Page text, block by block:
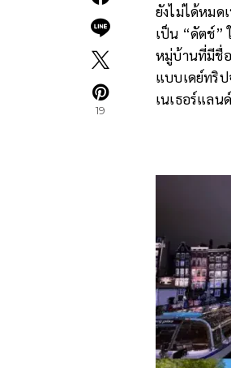
19
ยังไม่ได้หมด
เป็น “ดัตช์”
หมู่บ้านที่มีชื่อ
แบบเดย์ทริป
เนเธอร์แลน